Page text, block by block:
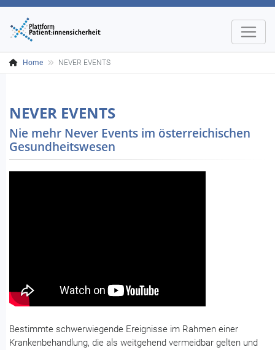
Home NEVER EVENTS
NEVER EVENTS
Nie mehr Never Events im österreichischen
Gesundheitswesen
Bestimmte schwerwiegende Ereignisse im Rahmen einer
Krankenbehandlung, die als weitgehend vermeidbar gelten und